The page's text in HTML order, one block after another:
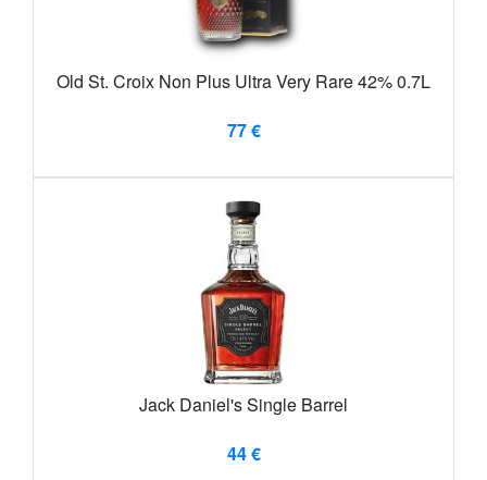
Old St. Croix Non Plus Ultra Very Rare 42% 0.7L
77 €
Jack Daniel's Single Barrel
44 €